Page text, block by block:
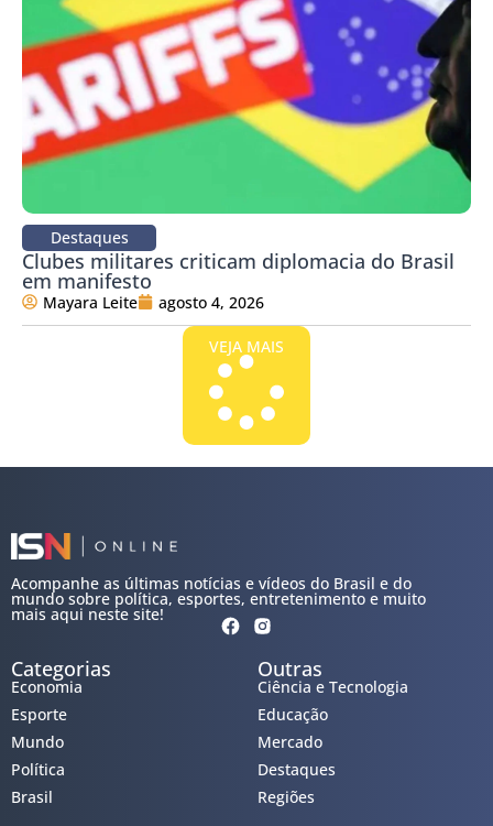
Destaques
Clubes militares criticam diplomacia do Brasil
em manifesto
Mayara Leite agosto 4, 2026
VEJA MAIS
Acompanhe as últimas notícias e vídeos do Brasil e do
mundo sobre política, esportes, entretenimento e muito
mais aqui neste site!
Categorias
Economia
Esporte
Mundo
Política
Brasil
Outras
Ciência e Tecnologia
Educação
Mercado
Destaques
Regiões